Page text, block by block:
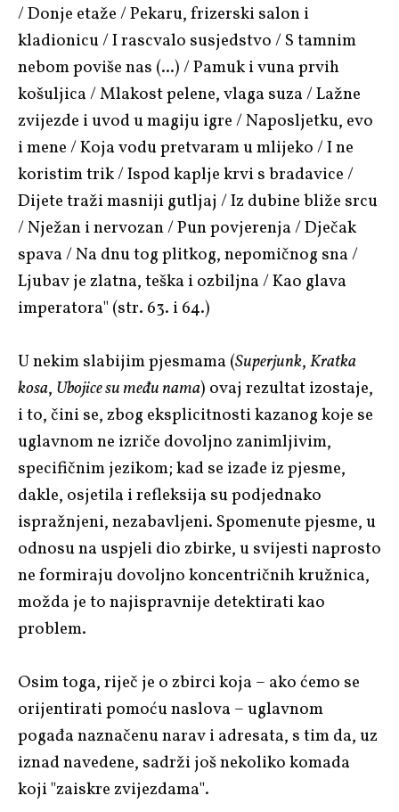
/ Donje etaže / Pekaru, frizerski salon i
kladionicu / I rascvalo susjedstvo / S tamnim
nebom poviše nas (...) / Pamuk i vuna prvih
košuljica / Mlakost pelene, vlaga suza / Lažne
zvijezde i uvod u magiju igre / Naposljetku, evo
i mene / Koja vodu pretvaram u mlijeko / I ne
koristim trik / Ispod kaplje krvi s bradavice /
Dijete traži masniji gutljaj / Iz dubine bliže srcu
/ Nježan i nervozan / Pun povjerenja / Dječak
spava / Na dnu tog plitkog, nepomičnog sna /
Ljubav je zlatna, teška i ozbiljna / Kao glava
imperatora" (str. 63. i 64.)
U nekim slabijim pjesmama (Superjunk,Kratka
kosa, Ubojice su među nama) ovaj rezultat izostaje,
i to, čini se, zbog eksplicitnosti kazanog koje se
uglavnom ne izriče dovoljno zanimljivim,
specifičnim jezikom; kad se izađe iz pjesme,
dakle, osjetila i refleksija su podjednako
ispražnjeni, nezabavljeni. Spomenute pjesme, u
odnosu na uspjeli dio zbirke, u svijesti naprosto
ne formiraju dovoljno koncentričnih kružnica,
možda je to najispravnije detektirati kao
problem.
Osim toga, riječ je o zbirci koja – ako ćemo se
orijentirati pomoću naslova – uglavnom
pogađa naznačenu narav i adresata, s tim da, uz
iznad navedene, sadrži još nekoliko komada
koji "zaiskre zvijezdama".